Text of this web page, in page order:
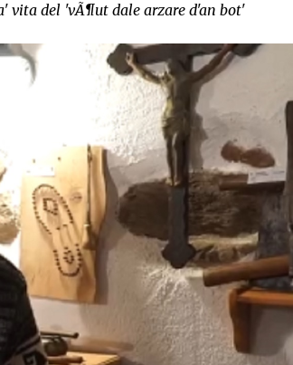
vita del 'vÃ¶ut dale arzare d'an bot'